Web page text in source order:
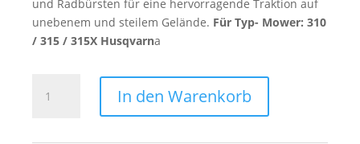
und Radbürsten für eine hervorragende Traktion auf
unebenem und steilem Gelände. Für Typ- Mower: 310
/ 315 / 315X Husqvarna
Hinterrad-
In den Warenkorb